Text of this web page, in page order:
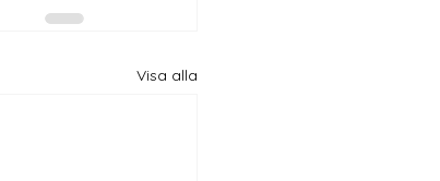
Visa alla